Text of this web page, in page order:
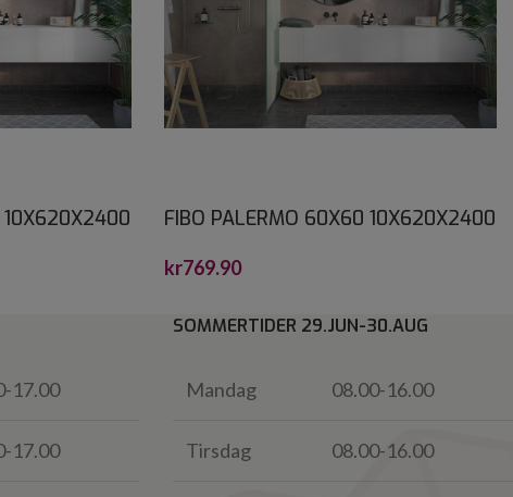
10X620X2400 FIBO PALERMO 60X60 10X620X2400
kr769.90
17.00
17.00
SOMMERTIDER 29.JUN-30.AUG
Mandag 08.00-16.00
Tirsdag 08.00-16.00